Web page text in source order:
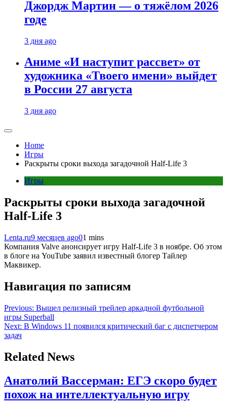
Джордж Мартин — о тяжёлом 2026
годе
3 дня ago
Аниме «И наступит рассвет» от
художника «Твоего имени» выйдет
в России 27 августа
3 дня ago
Home
Игры
Раскрыты сроки выхода загадочной Half-Life 3
Игры
Раскрыты сроки выхода загадочной
Half-Life 3
Lenta.ru9 месяцев ago01 mins
Компания Valve анонсирует игру Half-Life 3 в ноябре. Об этом
в блоге на YouTube заявил известный блогер Тайлер
Маквикер.
Навигация по записям
Previous: Вышел релизный трейлер аркадной футбольной
игры Superball
Next: В Windows 11 появился критический баг с диспетчером
задач
Related News
Анатолий Вассерман: ЕГЭ скоро будет
похож на интеллектуальную игру